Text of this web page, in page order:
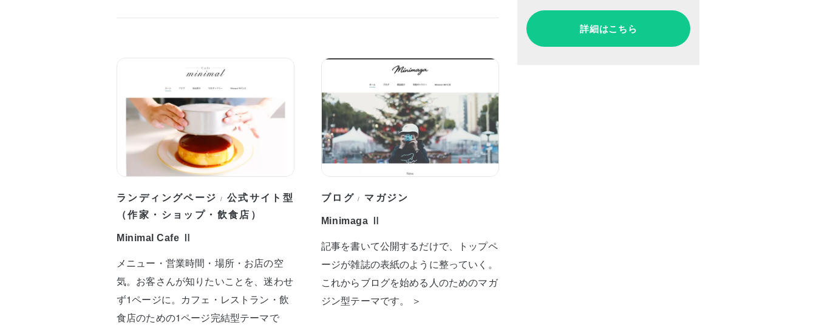
ランディングページ / 公式サイト型
（作家・ショップ・飲食店）
Minimal Cafe Ⅱ
メニュー・営業時間・場所・お店の空
気。お客さんが知りたいことを、迷わせ
ず1ページに。カフェ・レストラン・飲
食店のための1ページ完結型テーマで
ブログ / マガジン
Minimaga Ⅱ
記事を書いて公開するだけで、トップペ
ージが雑誌の表紙のように整っていく。
これからブログを始める人のためのマガ
ジン型テーマです。 ＞
詳細はこちら